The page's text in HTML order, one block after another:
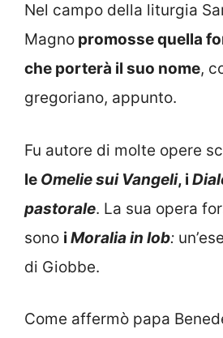
Nel campo della liturgia
Magno promosse quella
che porterà il suo nome,
gregoriano, appunto.
Fu autore di molte opere
le Omelie sui Vangeli, i
pastorale. La sua opera
sono i Moralia in Iob:
di Giobbe.
Come affermò papa